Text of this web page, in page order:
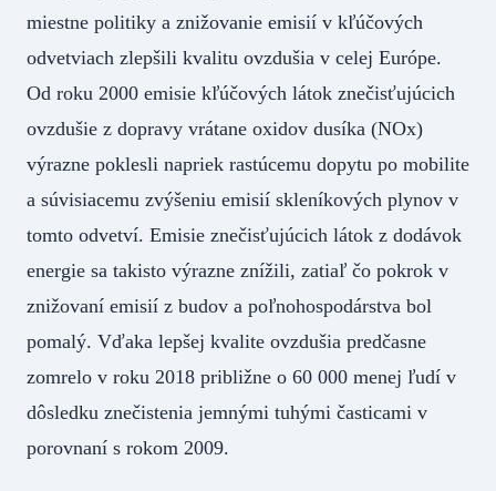
miestne politiky a znižovanie emisií v kľúčových
odvetviach zlepšili kvalitu ovzdušia v celej Európe.
Od roku 2000 emisie kľúčových látok znečisťujúcich
ovzdušie z dopravy vrátane oxidov dusíka (NOx)
výrazne poklesli napriek rastúcemu dopytu po mobilite
a súvisiacemu zvýšeniu emisií skleníkových plynov v
tomto odvetví. Emisie znečisťujúcich látok z dodávok
energie sa takisto výrazne znížili, zatiaľ čo pokrok v
znižovaní emisií z budov a poľnohospodárstva bol
pomalý. Vďaka lepšej kvalite ovzdušia predčasne
zomrelo v roku 2018 približne o 60 000 menej ľudí v
dôsledku znečistenia jemnými tuhými časticami v
porovnaní s rokom 2009.